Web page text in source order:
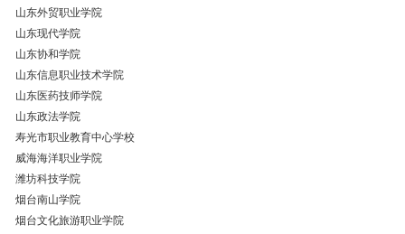
山东外贸职业学院
山东现代学院
山东协和学院
山东信息职业技术学院
山东医药技师学院
山东政法学院
寿光市职业教育中心学校
威海海洋职业学院
潍坊科技学院
烟台南山学院
烟台文化旅游职业学院